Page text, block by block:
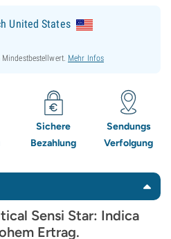
United States
Mehr Infos
Sichere
Bezahlung
Sendungs
Verfolgung
Sensi Star: Indica
Ertrag.